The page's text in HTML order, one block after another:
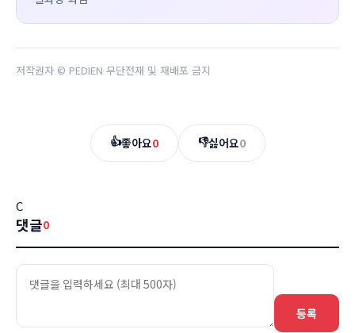
저작권자 © PEDIEN 무단전재 및 재배포 금지
👍좋아요0 👎싫어요0
C
댓글0
등록